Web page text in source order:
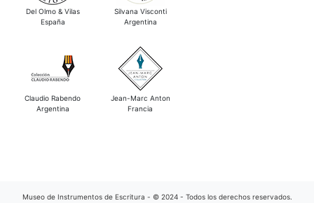
Del Olmo & Vilas
España
Silvana Visconti
Argentina
Claudio Rabendo
Argentina
Jean-Marc Anton
Francia
Museo de Instrumentos de Escritura - © 2024 - Todos los derechos reservados.